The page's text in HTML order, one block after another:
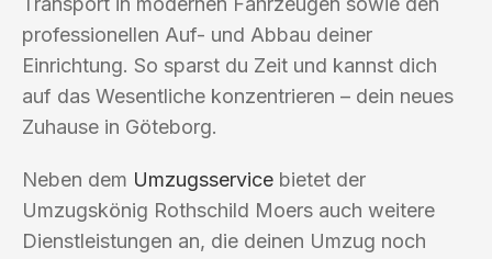
professionellen Auf- und Abbau deiner
Einrichtung. So sparst du Zeit und kannst dich
auf das Wesentliche konzentrieren – dein neues
Zuhause in Göteborg.
Neben dem Umzugsservice bietet der
Umzugskönig Rothschild Moers auch weitere
Dienstleistungen an, die deinen Umzug noch